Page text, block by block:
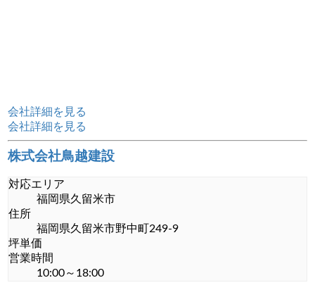
会社詳細を見る
会社詳細を見る
株式会社鳥越建設
対応エリア
福岡県久留米市
住所
福岡県久留米市野中町249-9
坪単価
営業時間
10:00～18:00